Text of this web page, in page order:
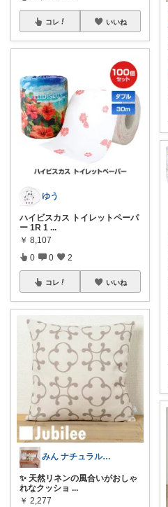
コレ いいね
ゆう
ハイビスカス トイレットペーパ
ー 1R 1 ...
￥ 8,107
0 0 2
コレ いいね
みん ナチュラル✨♡*:.｡.
✨ 天然リネンの風合いがおしゃ
れなクッショ ...
￥ 2,277